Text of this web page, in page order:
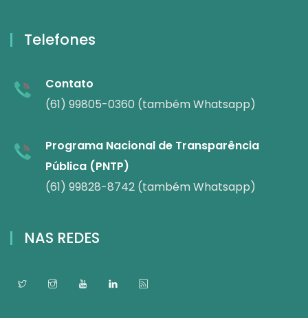
Telefones
Contato
(61) 99805-0360 (também Whatsapp)
Programa Nacional de Transparência
Pública (PNTP)
(61) 99828-8742 (também Whatsapp)
NAS REDES